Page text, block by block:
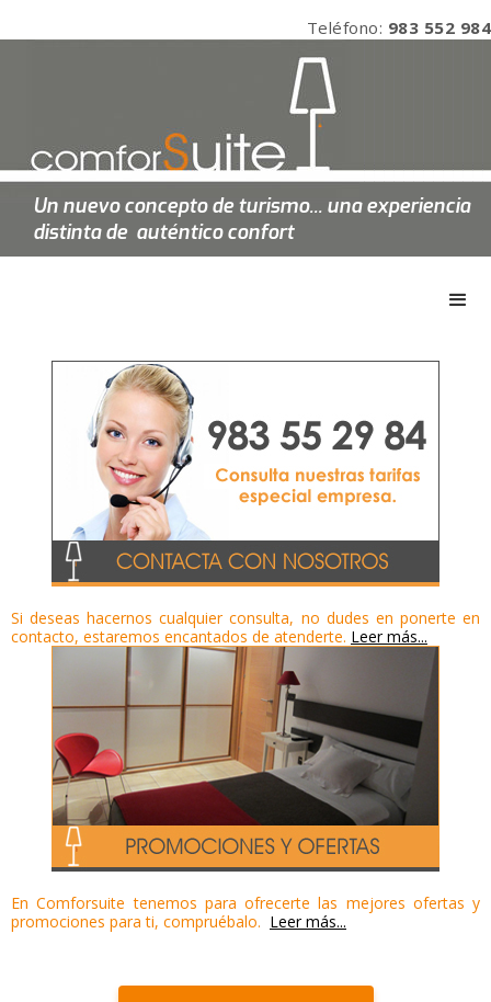
Teléfono: 983 552 984
Un nuevo concepto de turismo... una experiencia
distinta de auténtico confort
Si deseas hacernos cualquier consulta, no dudes en ponerte en
contacto, estaremos encantados de atenderte. Leer más...
En Comforsuite tenemos para ofrecerte las mejores ofertas y
promociones para ti, compruébalo. Leer más...